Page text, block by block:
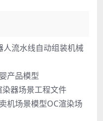
人流水线自动组装机械
产品模型
染器场景工程文件
机场景模型OC渲染场